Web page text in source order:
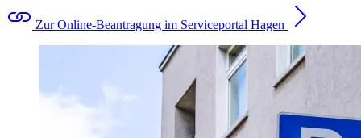
Zur Online-Beantragung im Serviceportal Hagen